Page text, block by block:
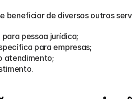
beneficiar de diversos outros
pessoa jurídica;
para empresas;
atendimento;